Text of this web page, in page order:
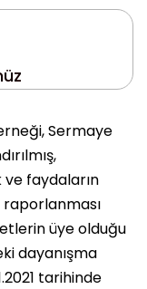
Sermaye
ve faydaların
üye olduğu
dayanışma
tarihinde